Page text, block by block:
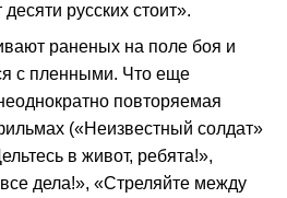
русских стоит».
раненых на поле боя и
с пленными. Что еще
повторяемая
(«Неизвестный солдат»
в живот, ребята!»,
дела!», «Стреляйте между